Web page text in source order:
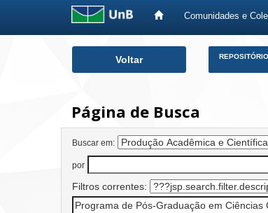
Comunidades e
Voltar
Página de Busca
Buscar em:
por
Filtros correntes: